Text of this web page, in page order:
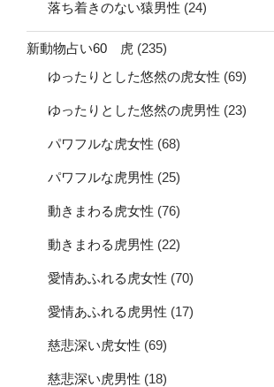
落ち着きのない猿男性 (24)
新動物占い60 虎 (235)
ゆったりとした悠然の虎女性 (69)
ゆったりとした悠然の虎男性 (23)
パワフルな虎女性 (68)
パワフルな虎男性 (25)
動きまわる虎女性 (76)
動きまわる虎男性 (22)
愛情あふれる虎女性 (70)
愛情あふれる虎男性 (17)
慈悲深い虎女性 (69)
慈悲深い虎男性 (18)